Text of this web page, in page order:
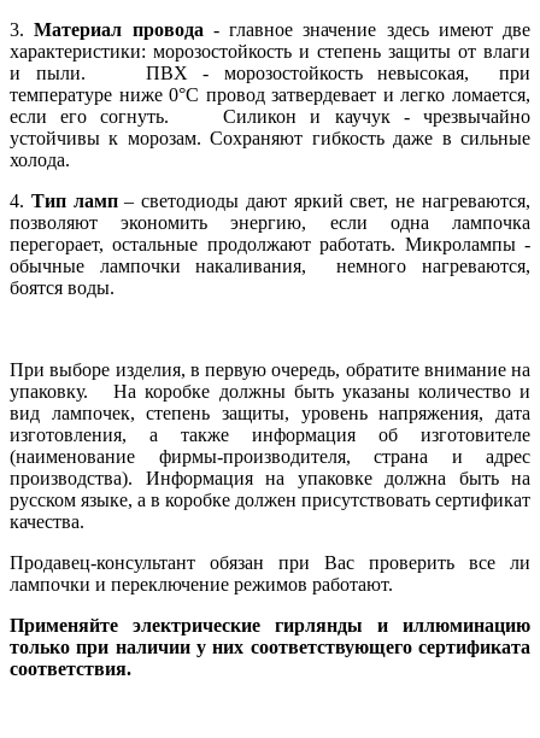
3.Материал провода - главное значение здесь имеют две
характеристики: морозостойкость и степень защиты от влаги
и пыли. ПВХ - морозостойкость невысокая, при
температуре ниже 0°С провод затвердевает и легко ломается,
если его согнуть. Силикон и каучук - чрезвычайно
устойчивы к морозам. Сохраняют гибкость даже в сильные
холода.
4. Тип ламп– светодиоды дают яркий свет, не нагреваются,
позволяют экономить энергию, если одна лампочка
перегорает, остальные продолжают работать. Микролампы -
обычные лампочки накаливания, немного нагреваются,
боятся воды.
При выборе изделия, в первую очередь, обратите внимание на
упаковку. На коробке должны быть указаны количество и
вид лампочек, степень защиты, уровень напряжения, дата
изготовления, а также информация об изготовителе
(наименование фирмы-производителя, страна и адрес
производства). Информация на упаковке должна быть на
русском языке, а в коробке должен присутствовать сертификат
качества.
Продавец-консультант обязан при Вас проверить все ли
лампочки и переключение режимов работают.
Применяйте электрические гирлянды и иллюминацию
только при наличии у них соответствующего сертификата
соответствия.